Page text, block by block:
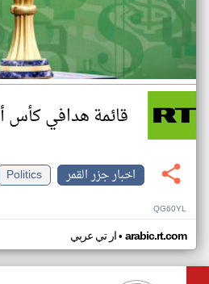
قائمة هدافي كأس أمم
اخبار جزر القمر
Politics
QG60YL
ار تي عربي• arabic.rt.com